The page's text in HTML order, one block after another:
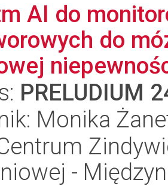
AI do
do
PRELUDIUM
Monika
-